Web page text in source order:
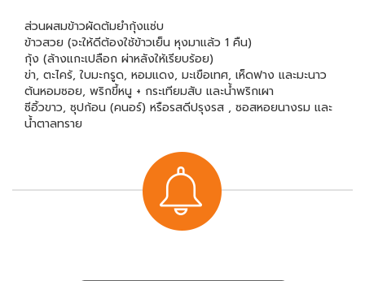
ส่วนผสมข้าวผัดต้มยํากุ้งแซ่บ
ข้าวสวย (จะให้ดีต้องใช้ข้าวเย็น หุงมาแล้ว 1 คืน)
กุ้ง (ล้างแกะเปลือก ผ่าหลังให้เรียบร้อย)
ข่า, ตะไคร้, ใบมะกรูด, หอมแดง, มะเขือเทศ, เห็ดฟาง และมะนาว
ต้นหอมซอย, พริกขี้หนู + กระเทียมสับ และน้ำพริกเผา
ซีอิ้วขาว, ซุปก้อน (คนอร์) หรือรสดีปรุงรส , ซอสหอยนางรม และ
น้ำตาลทราย